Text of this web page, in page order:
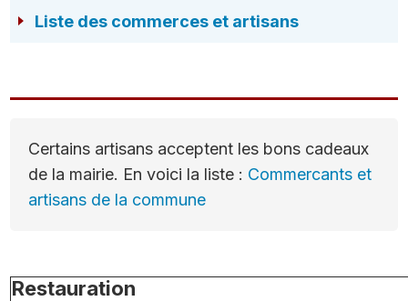
Liste des commerces et artisans
Certains artisans acceptent les bons cadeaux
de la mairie. En voici la liste : Commercants et
artisans de la commune
Restauration